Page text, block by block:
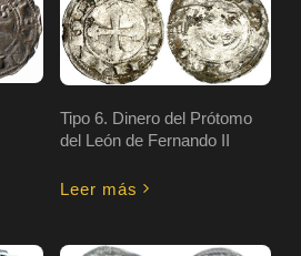
Tipo 6. Dinero del Prótomo
del León de Fernando II
Leer más